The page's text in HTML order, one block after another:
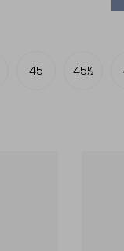
45 45½